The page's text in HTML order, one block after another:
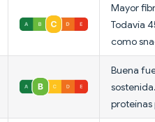
Mayor
Todavía
como
Buena